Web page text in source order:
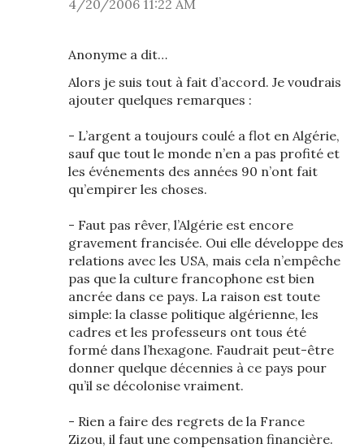
4/20/2006 11:22 AM
Anonyme a dit…
Alors je suis tout à fait d’accord. Je voudrais
ajouter quelques remarques :
- L’argent a toujours coulé a flot en Algérie,
sauf que tout le monde n’en a pas profité et
les événements des années 90 n’ont fait
qu’empirer les choses.
- Faut pas rêver, l’Algérie est encore
gravement francisée. Oui elle développe des
relations avec les USA, mais cela n’empêche
pas que la culture francophone est bien
ancrée dans ce pays. La raison est toute
simple: la classe politique algérienne, les
cadres et les professeurs ont tous été
formé dans l’hexagone. Faudrait peut-être
donner quelque décennies à ce pays pour
qu’il se décolonise vraiment.
- Rien a faire des regrets de la France
Zizou, il faut une compensation financière.